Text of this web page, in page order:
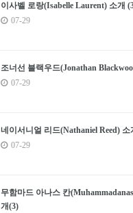
이사벨 로랑(Isabelle Laurent) 소개
07-29
조너선 블랙우드(Jonathan
07-29
네이서니얼 리드(Nathaniel Reed) 소
07-29
무함마드 아나스 칸
개(3)